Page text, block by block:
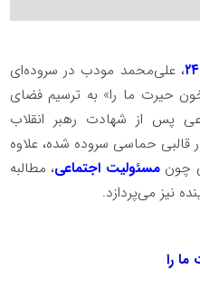
، علی‌محمد مودب در سروده‌ای
حیرت ما را» به ترسیم فضای
پس از شهادت رهبر انقلاب
قالبی حماسی سروده شده، علاوه
چون مسئولیت اجتماعی، مطالبه
نیز می‌پردازد.
را